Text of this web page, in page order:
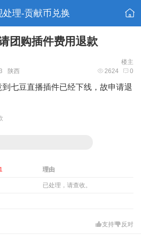
处理-贡献币兑换
团购插件费用退款
楼主
2624 0
陕西
七豆直播插件已经下线，故申请退
理由
已处理，请查收。
支持 反对